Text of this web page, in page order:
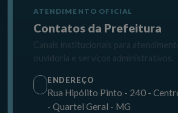
ATENDIMENTO OFICIAL
Contatos da Prefeitura
Canais institucionais para
ouvidoria e serviços administrativos.
ENDEREÇO
Rua Hipólito Pinto - 240 -
- Quartel Geral - MG